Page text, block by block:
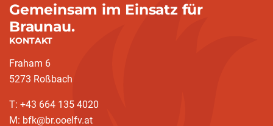
Gemeinsam im Einsatz für
Braunau.
KONTAKT
Fraham 6
5273 Roßbach
T: +43 664 135 4020
M: bfk@br.ooelfv.at